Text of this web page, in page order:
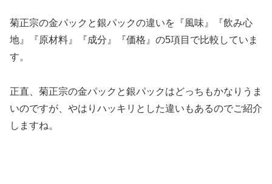
菊正宗の金パックと銀パックの違いを『風味』『飲み心
地』『原材料』『成分』『価格』の5項目で比較していま
す。
正直、菊正宗の金パックと銀パックはどっちもかなりうま
いのですが、やはりハッキリとした違いもあるのでご紹介
しますね。